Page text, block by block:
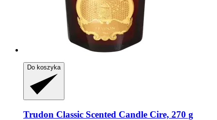
Do koszyka
Trudon Classic Scented Candle Cire, 270 g